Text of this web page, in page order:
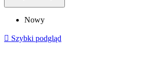
Nowy
 Szybki podgląd